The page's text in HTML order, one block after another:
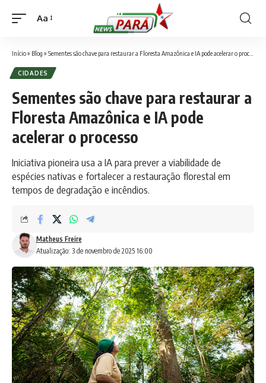
Font
Aa
Início» Blog » Sementes são chave para restaurar a Floresta Amazônica e IA pode acelerar o processo
CIDADES
Sementes são chave para restaurar a
Floresta Amazônica e IA pode
acelerar o processo
Iniciativa pioneira usa a IA para prever a viabilidade de
espécies nativas e fortalecer a restauração florestal em
tempos de degradação e incêndios.
Atualização: 3 de novembro de 2025 16:00
Matheus Freire